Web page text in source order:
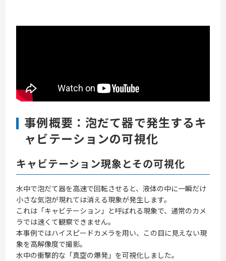
事例概要：泡だて器で発生するキ
ャビテーションの可視化
キャビテーション現象とその可視化
水中で泡だて器を高速で回転させると、液体の中に一瞬だけ
小さな気泡が現れては消える現象が発生します。
これは「キャビテーション」と呼ばれる現象で、通常のカメ
ラでは速くて観察できません。
本事例ではハイスピードカメラを用い、この目に見えない現
象を高解像度で撮影。
水中の衝撃的な「真空の爆発」を可視化しました。